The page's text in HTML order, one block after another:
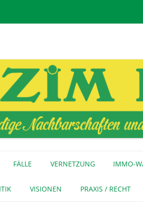
Inhalt
springen
MEDIENECHO
FÄLLE
GEWERBE
VERNETZUNG
INITIATIVEN
IMMO-
VISIONEN PRAXIS / RECHT